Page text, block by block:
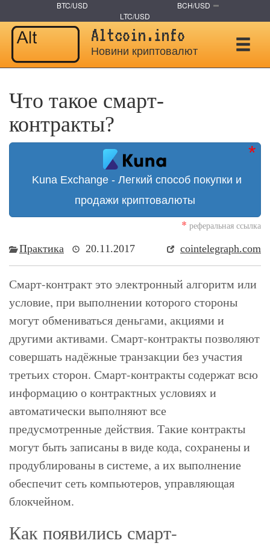
BTC/USD
BCH/USD
LTC/USD
Altcoin.info
Новини криптовалют
Что такое смарт-
контракты?
Kuna Exchange - Легкий способ покупки и
продажи криптовалюты
* реферальная ссылка
Практика 20.11.2017 cointelegraph.com
Смарт-контракт это электронный алгоритм или
условие, при выполнении которого стороны
могут обмениваться деньгами, акциями и
другими активами. Смарт-контракты позволяют
совершать надёжные транзакции без участия
третьих сторон. Смарт-контракты содержат всю
информацию о контрактных условиях и
автоматически выполняют все
предусмотренные действия. Такие контракты
могут быть записаны в виде кода, сохранены и
продублированы в системе, а их выполнение
обеспечит сеть компьютеров, управляющая
блокчейном.
Как появились смарт-